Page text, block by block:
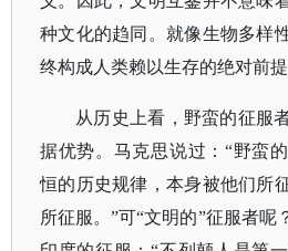
种文化的趋同。就像生物多样
终构成人类赖以生存的绝对前提
从历史上看，野蛮的征服
据优势。马克思说过： “野蛮
恒的历史规律，本身被他们所
所征服。”可“文明的”征服者呢